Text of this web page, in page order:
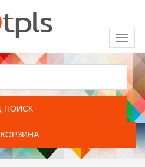
ПОИСК
КОРЗИНА